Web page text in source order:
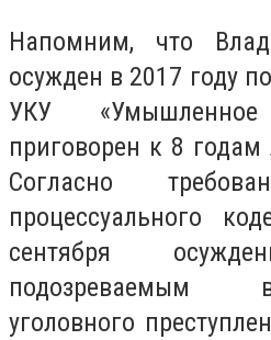
Напомним, что
осужден в 2017 году
УКУ
приговорен к 8
Согласно
процессуального
сентября
подозреваемым
уголовного